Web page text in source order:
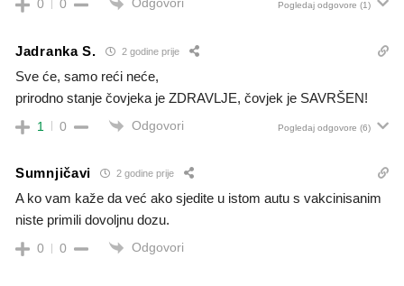
0 0 Odgovori Pogledaj odgovore (1)
Jadranka S. 2 godine prije
Sve će, samo reći neće,
prirodno stanje čovjeka je ZDRAVLJE, čovjek je SAVRŠEN!
1 0 Odgovori Pogledaj odgovore (6)
Sumnjičavi 2 godine prije
A ko vam kaže da već ako sjedite u istom autu s vakcinisanim
niste primili dovoljnu dozu.
0 0 Odgovori